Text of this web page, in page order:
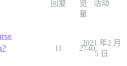
回复
览
量
活动
11 2740
2021 年2 月
5 日